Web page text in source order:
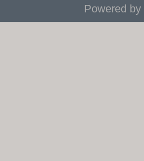
Powered by